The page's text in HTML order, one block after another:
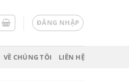
ĐĂNG NHẬP
VỀ CHÚNG TÔI LIÊN HỆ